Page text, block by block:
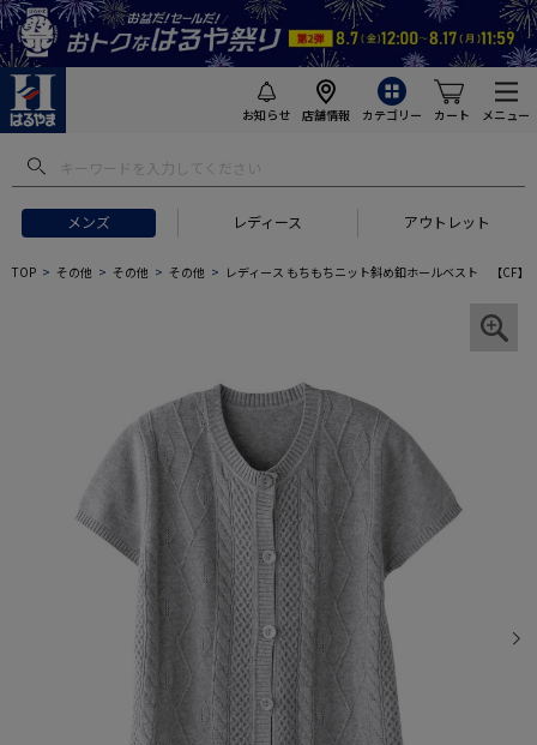
お知らせ 店舗情報 カテゴリー カート メニュー
メンズ レディース アウトレット
TOP その他 その他 その他 レディース もちもちニット斜め釦ホールベスト 【CF】